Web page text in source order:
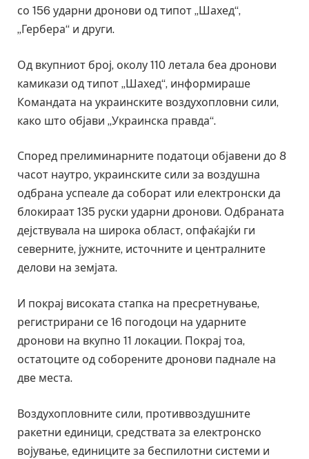
со 156 ударни дронови од типот „Шахед“,
„Гербера“ и други.
Од вкупниот број, околу 110 летала беа дронови
камикази од типот „Шахед“, информираше
Командата на украинските воздухопловни сили,
како што објави „Украинска правда“.
Според прелиминарните податоци објавени до 8
часот наутро, украинските сили за воздушна
одбрана успеале да соборат или електронски да
блокираат 135 руски ударни дронови. Одбраната
дејствувала на широка област, опфаќајќи ги
северните, јужните, источните и централните
делови на земјата.
И покрај високата стапка на пресретнување,
регистрирани се 16 погодоци на ударните
дронови на вкупно 11 локации. Покрај тоа,
остатоците од соборените дронови паднале на
две места.
Воздухопловните сили, противвоздушните
ракетни единици, средствата за електронско
војување, единиците за беспилотни системи и